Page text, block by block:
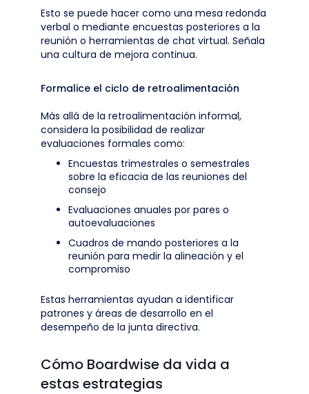
Esto se puede hacer como una mesa redonda
verbal o mediante encuestas posteriores a la
reunión o herramientas de chat virtual. Señala
una cultura de mejora continua.
Formalice el ciclo de retroalimentación
Más allá de la retroalimentación informal,
considera la posibilidad de realizar
evaluaciones formales como:
Encuestas trimestrales o semestrales
sobre la eficacia de las reuniones del
consejo
Evaluaciones anuales por pares o
autoevaluaciones
Cuadros de mando posteriores a la
reunión para medir la alineación y el
compromiso
Estas herramientas ayudan a identificar
patrones y áreas de desarrollo en el
desempeño de la junta directiva.
Cómo Boardwise da vida a
estas estrategias